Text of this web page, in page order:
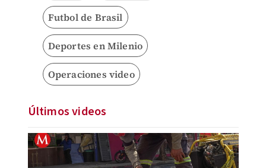
Futbol de Brasil
Deportes en Milenio
Operaciones video
Últimos videos